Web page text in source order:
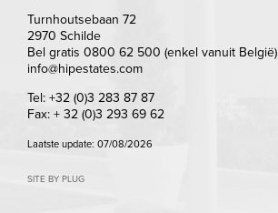
Turnhoutsebaan 72
2970 Schilde
Bel gratis 0800 62 500 (enkel vanuit België)
info@hipestates.com
Tel: +32 (0)3 283 87 87
Fax: + 32 (0)3 293 69 62
Laatste update: 07/08/2026
SITE BY PLUG